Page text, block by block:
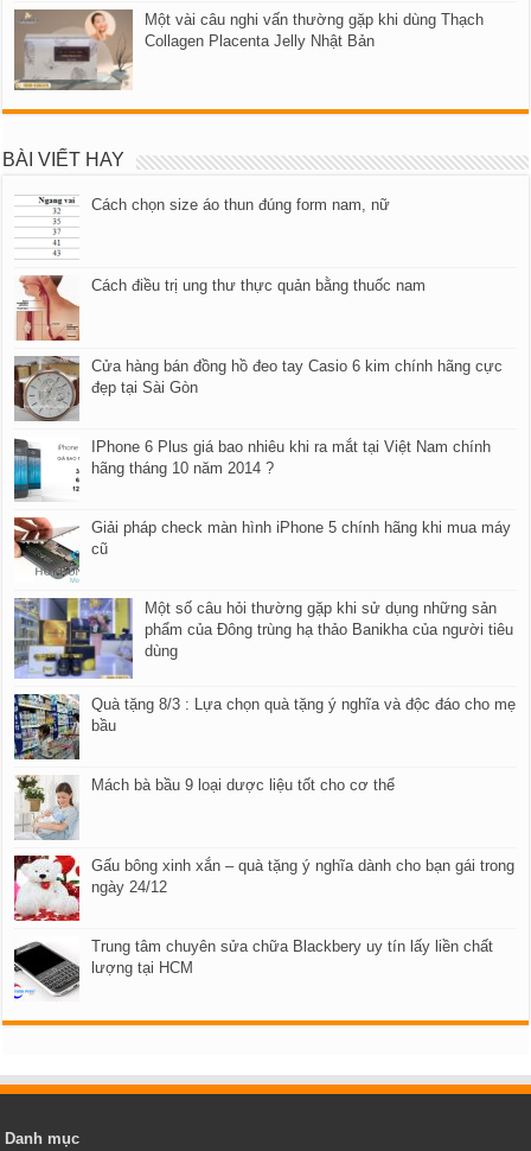
Một vài câu nghi vấn thường gặp khi dùng Thạch
Collagen Placenta Jelly Nhật Bản
BÀI VIẾT HAY
Cách chọn size áo thun đúng form nam, nữ
Cách điều trị ung thư thực quản bằng thuốc nam
Cửa hàng bán đồng hồ đeo tay Casio 6 kim chính hãng cực
đẹp tại Sài Gòn
IPhone 6 Plus giá bao nhiêu khi ra mắt tại Việt Nam chính
hãng tháng 10 năm 2014 ?
Giải pháp check màn hình iPhone 5 chính hãng khi mua máy
cũ
Một số câu hỏi thường gặp khi sử dụng những sản
phẩm của Đông trùng hạ thảo Banikha của người tiêu
dùng
Quà tặng 8/3 : Lựa chọn quà tặng ý nghĩa và độc đáo cho mẹ
bầu
Mách bà bầu 9 loại dược liệu tốt cho cơ thể
Gấu bông xinh xắn – quà tặng ý nghĩa dành cho bạn gái trong
ngày 24/12
Trung tâm chuyên sửa chữa Blackbery uy tín lấy liền chất
lượng tại HCM​
Danh mục